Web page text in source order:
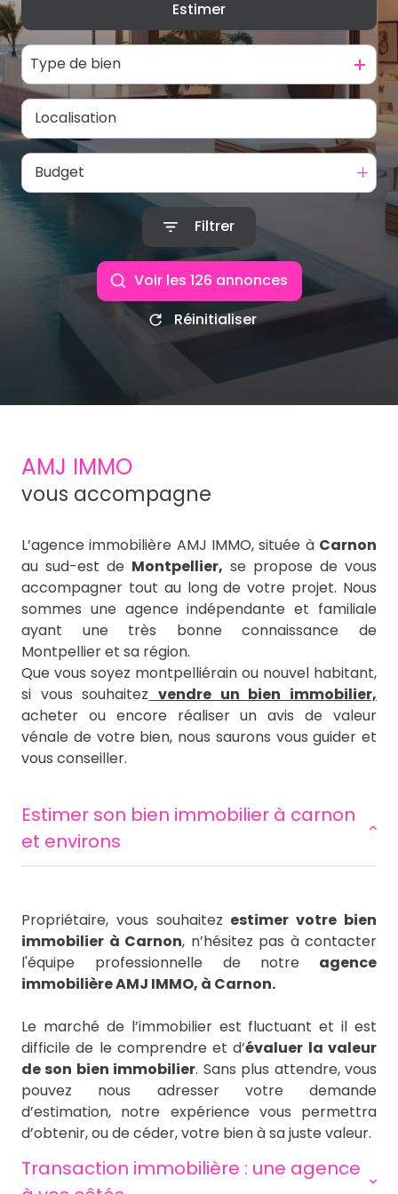
De l'immo pro
Estimer
Type de bien
Budget
Filtrer
Voir les 126 annonces
Réinitialiser
AMJ IMMO
vous accompagne
L’agence immobilière AMJ IMMO, située à Carnon
au sud-est de Montpellier, se propose de vous
accompagner tout au long de votre projet. Nous
sommes une agence indépendante et familiale
ayant une très bonne connaissance de
Montpellier et sa région.
Que vous soyez montpelliérain ou nouvel habitant,
si vous souhaitez vendre un bien immobilier,
acheter ou encore réaliser un avis de valeur
vénale de votre bien, nous saurons vous guider et
vous conseiller.
estimer son bien immobilier à carnon
et environs
Propriétaire, vous souhaitez estimer votre bien
immobilier à Carnon, n’hésitez pas à contacter
l'équipe professionnelle de notre agence
immobilière AMJ IMMO, à Carnon.
Le marché de l’immobilier est fluctuant et il est
difficile de le comprendre et d’évaluer la valeur
de son bien immobilier. Sans plus attendre, vous
pouvez nous adresser votre demande
d’estimation, notre expérience vous permettra
d’obtenir, ou de céder, votre bien à sa juste valeur.
transaction immobilière : une agence